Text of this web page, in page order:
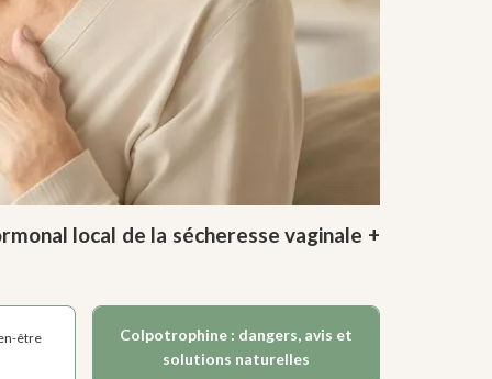
local de la sécheresse vaginale +
être
Colpotrophine : dangers, avis et
solutions naturelles